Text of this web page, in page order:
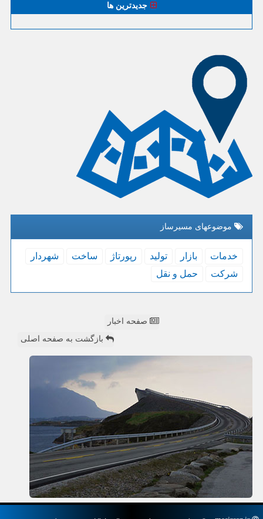
جدیدترین ها
موضوعهای مسیرساز
خدمات بازار تولید رپورتاژ ساخت
شهردار
شركت
حمل و نقل
صفحه اخبار
بازگشت به صفحه اصلی